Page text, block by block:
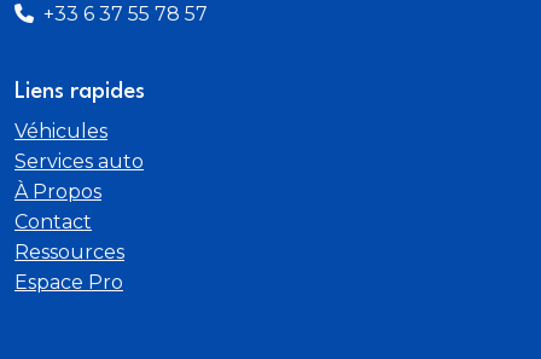
+33 6 37 55 78 57
Liens rapides
Véhicules
Services auto
À Propos
Contact
Ressources
Espace Pro